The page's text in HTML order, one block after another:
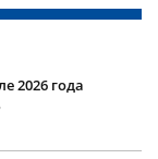
2026 года